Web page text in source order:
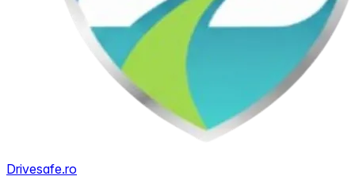
Drivesafe.ro